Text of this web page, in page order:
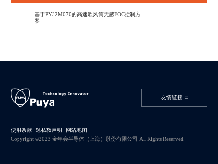
基于PY32M070的高速吹风筒无感FOC控制方
案
友情链接
使用条款 隐私权声明
网站地图
Copyright ©2023 金年会半导体（上海）股份有限公司 All Rights Reserved.